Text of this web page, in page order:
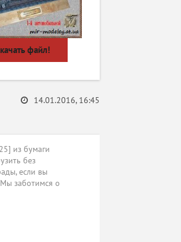
файл!
14.01.2016, 16:45
из бумаги
без
если вы
заботимся о